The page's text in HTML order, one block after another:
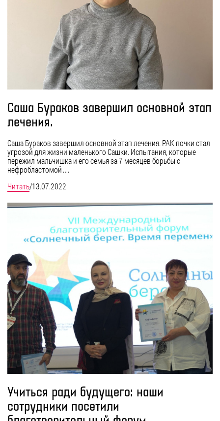
Саша Бураков завершил основной этап
лечения.
Саша Бураков завершил основной этап лечения. РАК почки стал
угрозой для жизни маленького Сашки. Испытания, которые
пережил мальчишка и его семья за 7 месяцев борьбы с
нефробластомой…
Читать/13.07.2022
Учиться ради будущего: наши
сотрудники посетили